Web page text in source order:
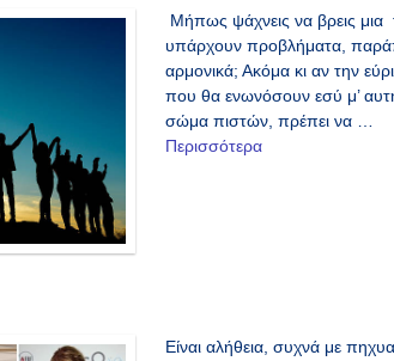
Μήπως ψάχνεις να βρεις μια
υπάρχουν προβλήματα,
αρμονικά; Ακόμα κι αν την
που θα ενωνόσουν εσύ μ’
σώμα πιστών, πρέπει να …
Περισσότερα
Είναι αλήθεια, συχνά με